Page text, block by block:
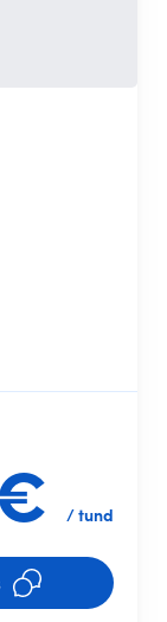
/ tund